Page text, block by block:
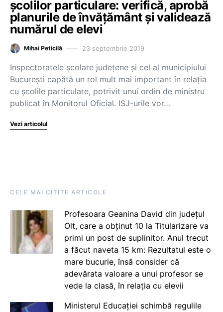
școlilor particulare: verifică, aprobă
planurile de învățământ și validează
numărul de elevi
Mihai Peticilă 23 septembrie 2019
Inspectoratele școlare județene și cel al municipiului
București capătă un rol mult mai important în relația
cu școlile particulare, potrivit unui ordin de ministru
publicat în Monitorul Oficial. ISJ-urile vor…
Vezi articolul
CELE MAI CITITE ARTICOLE
Profesoara Geanina David din județul
Olt, care a obținut 10 la Titularizare va
primi un post de suplinitor. Anul trecut
a făcut naveta 15 km: Rezultatul este o
mare bucurie, însă consider că
adevărata valoare a unui profesor se
vede la clasă, în relația cu elevii
Ministerul Educației schimbă regulile